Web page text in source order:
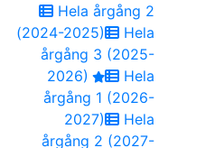
Hela årgång 2
(2024-2025)
Hela
årgång 3 (2025-
2026)
Hela
årgång 1 (2026-
2027)
Hela
årgång 2 (2027-